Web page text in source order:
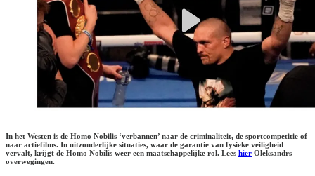
In het Westen is de Homo Nobilis ‘verbannen’ naar de criminaliteit, de sportcompetitie of
naar actiefilms. In uitzonderlijke situaties, waar de garantie van fysieke veiligheid
vervalt, krijgt de Homo Nobilis weer een maatschappelijke rol. Lees hier Oleksandrs
overwegingen.